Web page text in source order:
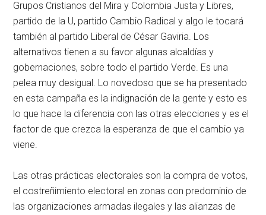
Grupos Cristianos del Mira y Colombia Justa y Libres,
partido de la U, partido Cambio Radical y algo le tocará
también al partido Liberal de César Gaviria. Los
alternativos tienen a su favor algunas alcaldías y
gobernaciones, sobre todo el partido Verde. Es una
pelea muy desigual. Lo novedoso que se ha presentado
en esta campaña es la indignación de la gente y esto es
lo que hace la diferencia con las otras elecciones y es el
factor de que crezca la esperanza de que el cambio ya
viene.
Las otras prácticas electorales son la compra de votos,
el costreñimiento electoral en zonas con predominio de
las organizaciones armadas ilegales y las alianzas de